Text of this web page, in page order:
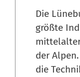
Die
größte
der
die